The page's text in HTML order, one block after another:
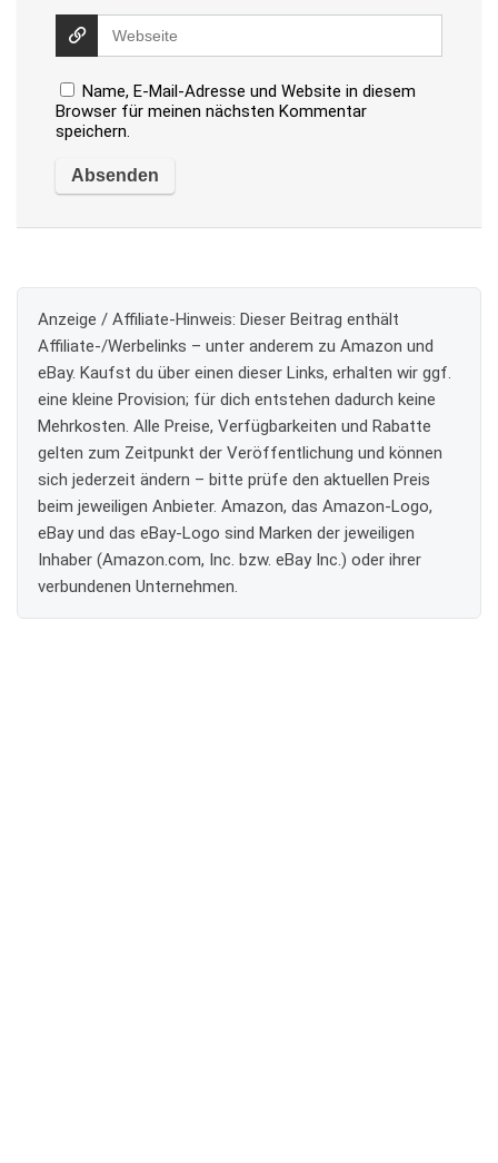
Name, E-Mail-Adresse und Website in diesem
Browser für meinen nächsten Kommentar
speichern.
Anzeige / Affiliate-Hinweis: Dieser Beitrag enthält
Affiliate-/Werbelinks – unter anderem zu Amazon und
eBay. Kaufst du über einen dieser Links, erhalten wir ggf.
eine kleine Provision; für dich entstehen dadurch keine
Mehrkosten. Alle Preise, Verfügbarkeiten und Rabatte
gelten zum Zeitpunkt der Veröffentlichung und können
sich jederzeit ändern – bitte prüfe den aktuellen Preis
beim jeweiligen Anbieter. Amazon, das Amazon-Logo,
eBay und das eBay-Logo sind Marken der jeweiligen
Inhaber (Amazon.com, Inc. bzw. eBay Inc.) oder ihrer
verbundenen Unternehmen.